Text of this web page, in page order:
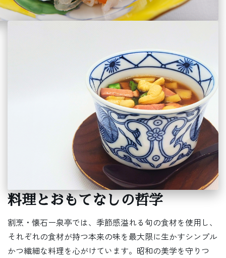
料理とおもてなしの哲学
割烹・懐石ー泉亭では、季節感溢れる旬の食材を使用し、
それぞれの食材が持つ本来の味を最大限に生かすシンプル
かつ繊細な料理を心がけています。昭和の美学を守りつ